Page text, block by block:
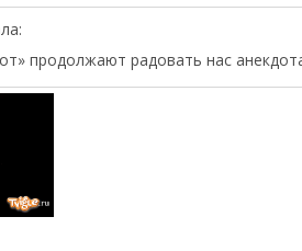
:
продолжают радовать нас